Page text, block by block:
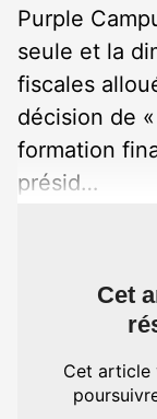
Purple
seule et la
fiscales
décision de
formation
présid…